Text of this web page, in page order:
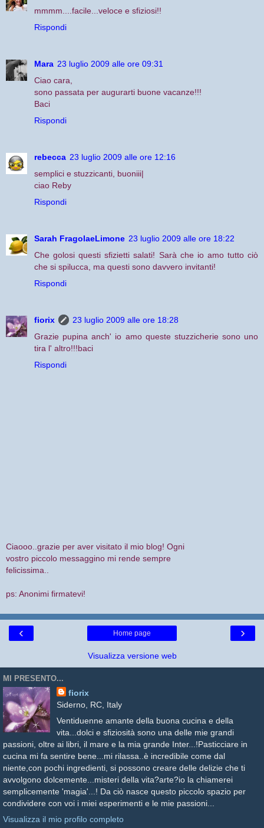
mmmm....facile...veloce e sfiziosi!!
Rispondi
Mara 23 luglio 2009 alle ore 09:31
Ciao cara,
sono passata per augurarti buone vacanze!!!
Baci
Rispondi
rebecca 23 luglio 2009 alle ore 12:16
semplici e stuzzicanti, buoniii|
ciao Reby
Rispondi
Sarah FragolaeLimone 23 luglio 2009 alle ore 18:22
Che golosi questi sfizietti salati! Sarà che io amo tutto ciò
che si spilucca, ma questi sono davvero invitanti!
Rispondi
fiorix
23 luglio 2009 alle ore 18:28
Grazie pupina anch' io amo queste stuzzicherie sono uno
tira l' altro!!!baci
Rispondi
Ciaooo..grazie per aver visitato il mio blog! Ogni
vostro piccolo messaggino mi rende sempre
felicissima..
ps: Anonimi firmatevi!
‹ ›
Home page
Visualizza versione web
MI PRESENTO...
fiorix
Siderno, RC, Italy
Ventiduenne amante della buona cucina e della
vita...dolci e sfiziosità sono una delle mie grandi
passioni, oltre ai libri, il mare e la mia grande Inter...!Pasticciare in
cucina mi fa sentire bene...mi rilassa..è incredibile come dal
niente,con pochi ingredienti, si possono creare delle delizie che ti
avvolgono dolcemente...misteri della vita?arte?io la chiamerei
semplicemente 'magia'...! Da ciò nasce questo piccolo spazio per
condividere con voi i miei esperimenti e le mie passioni...
Visualizza il mio profilo completo